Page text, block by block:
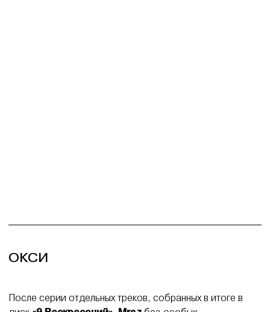
ОКСИ
После серии отдельных треков, собранных в итоге в